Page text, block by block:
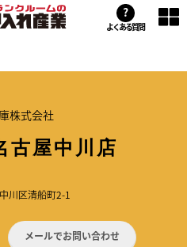
?
よくある質問
株式会社
古屋中川店
川区清船町2-1
メールでお問い合わせ